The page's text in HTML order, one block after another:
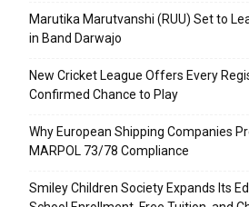
Marutika Marutvanshi (RUU) Set to
in Band Darwajo
New Cricket League Offers Every
Confirmed Chance to Play
Why European Shipping Companies
MARPOL 73/78 Compliance
Smiley Children Society Expands Its